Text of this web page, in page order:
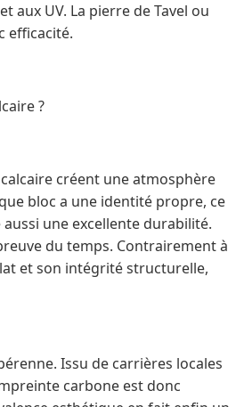
aux UV. La pierre de Tavel ou
efficacité.
?
créent une atmosphère
bloc a une identité propre, ce
une excellente durabilité.
du temps. Contrairement à
et son intégrité structurelle,
Issu de carrières locales
carbone est donc